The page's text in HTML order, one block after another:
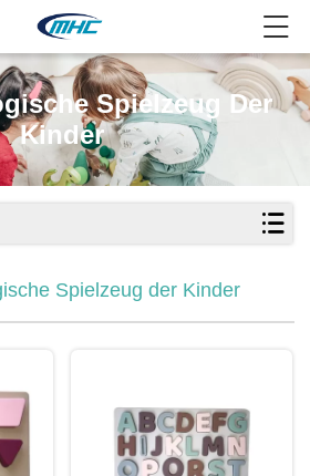
Spielzeug Der
Kinder
Spielzeug der Kinder